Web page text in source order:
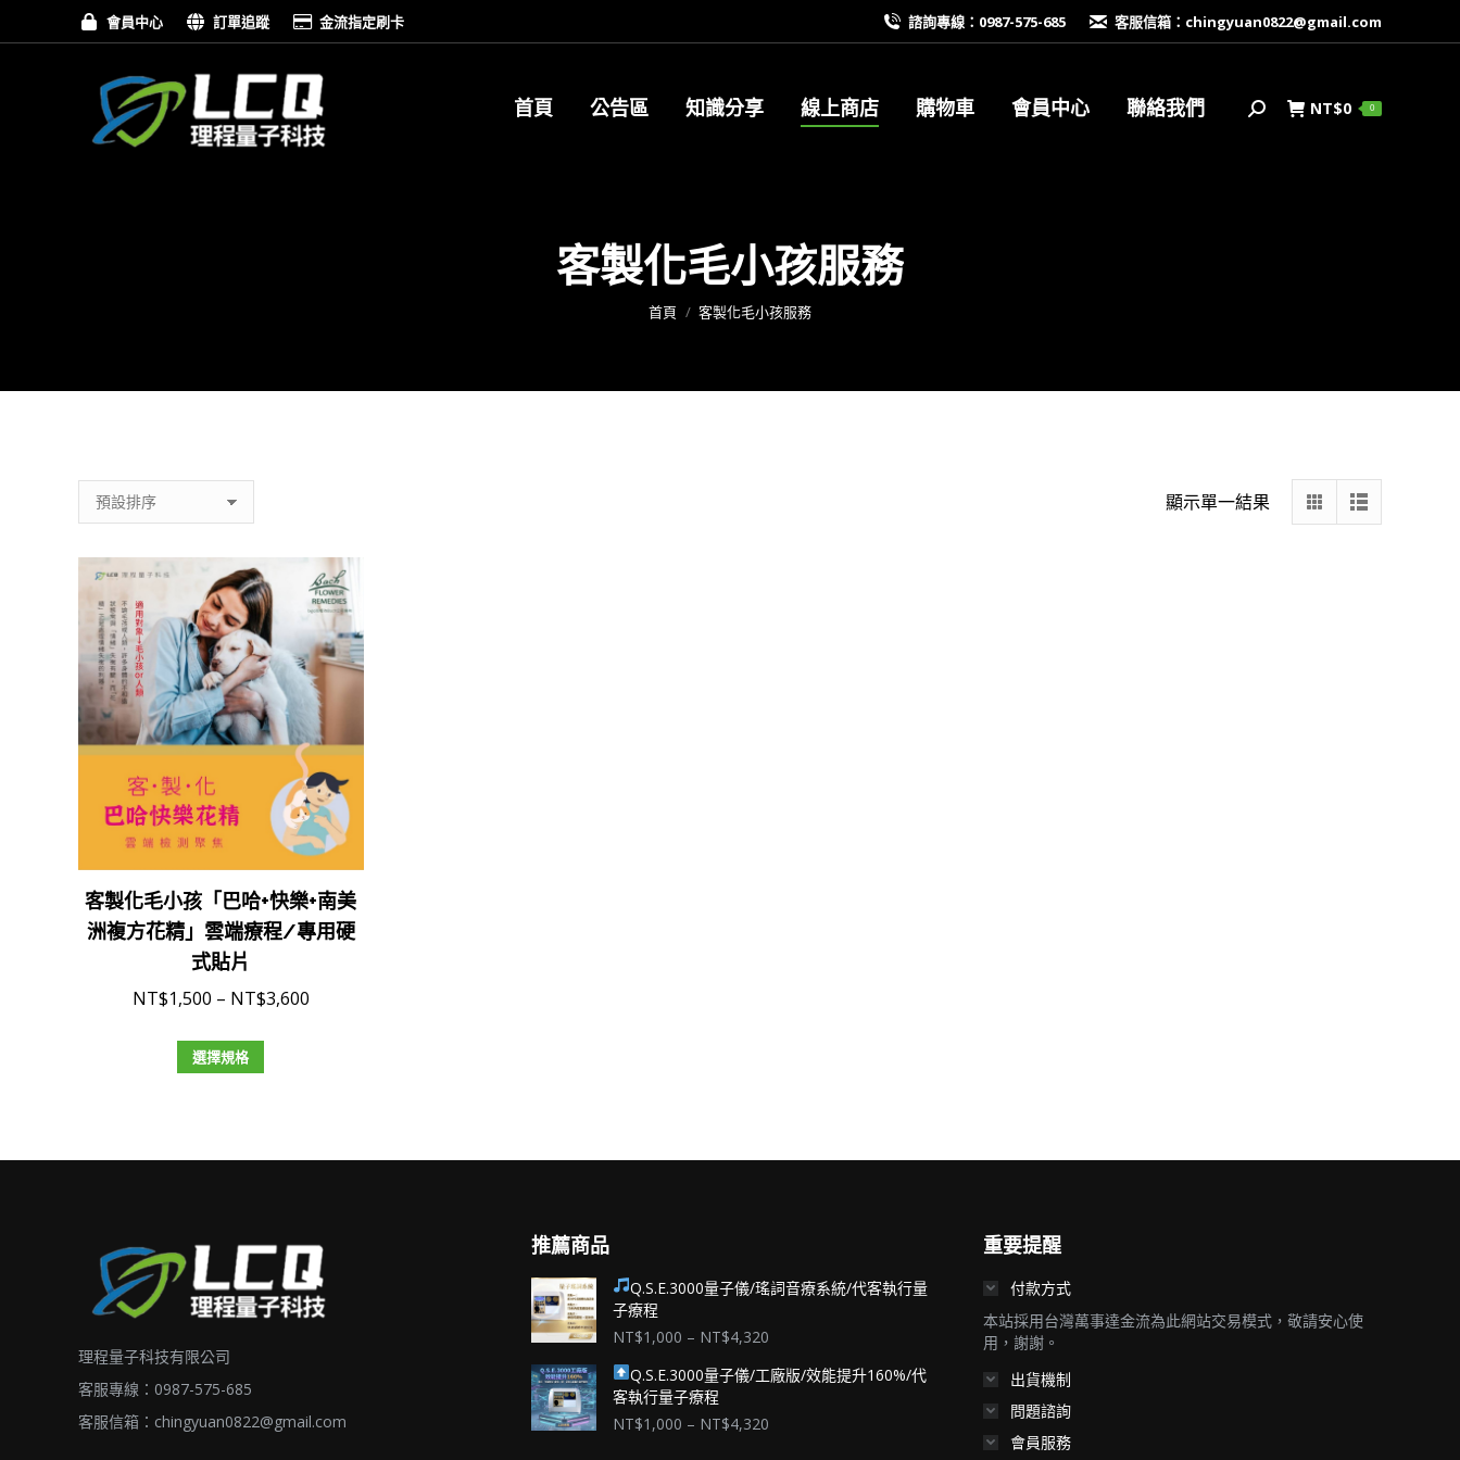
會員中心 訂單追蹤 金流指定刷卡 諮詢專線：0987-575-685 客服信箱： chingyuan0822@gmail.com
首頁 公告區 知識分享 線上商店 購物車 會員中心 聯絡我們
搜
NT$0 0
客製化毛小孩服務
您在這裡：
首頁 客製化毛小孩服務
顯示單一結果
客製化毛小孩「巴哈+快樂+南美
洲複方花精」雲端療程/專用硬
式貼片
NT$1,500 – NT$3,600價
選擇規格
式。
可
頁
理程量子科技有限公司
客服專線：0987-575-685
客服信箱： chingyuan0822@gmail.com
推薦商品
Q.S.E.3000量子儀/瑤詞音療系統/代客執行量
子療程
NT$1,000 – NT$4,320價
範
NT$1,000
Q.S.E.3000量子儀/工廠版/效能提升160%/代
客執行量子療程
NT$1,000 – NT$4,320價
重要提醒
付款方式
本站採用台灣萬事達金流為此網站交易模式，敬請安心使
用，謝謝。
出貨機制
問題諮詢
會員服務